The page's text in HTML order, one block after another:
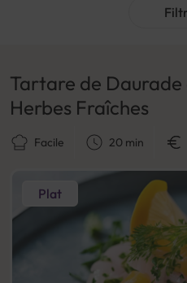
Plat
Tartare de Daurade
Herbes Fraîches
Facile 20 min